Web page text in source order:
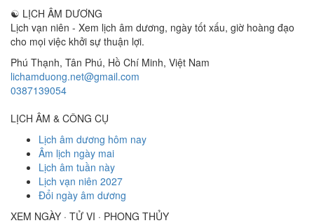
☯ LỊCH ÂM DƯƠNG
Lịch vạn niên - Xem lịch âm dương, ngày tốt xấu, giờ hoàng đạo
cho mọi việc khởi sự thuận lợi.
Phú Thạnh, Tân Phú, Hồ Chí Minh, Việt Nam
lichamduong.net@gmail.com
0387139054
LỊCH ÂM & CÔNG CỤ
Lịch âm dương hôm nay
Âm lịch ngày mai
Lịch âm tuần này
Lịch vạn niên 2027
Đổi ngày âm dương
XEM NGÀY · TỬ VI · PHONG THỦY